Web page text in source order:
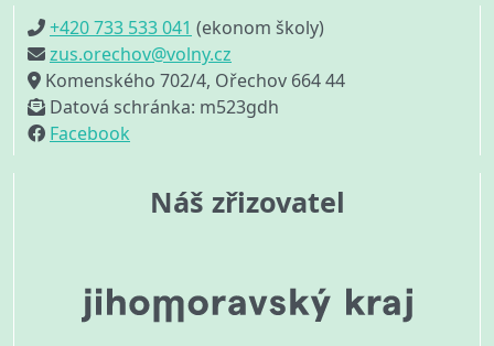
+420 733 533 041 (ekonom školy)
zus.orechov@volny.cz
Komenského 702/4, Ořechov 664 44
Datová schránka: m523gdh
Facebook
Náš zřizovatel